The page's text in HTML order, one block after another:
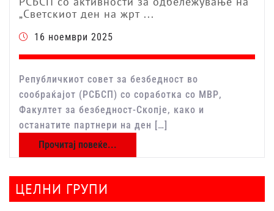
„Светскиот ден на жрт ...
16 ноември 2025
Републичкиот совет за безбедност во
сообраќајот (РСБСП) со соработка со МВР,
Факултет за безбедност-Скопје, како и
останатите партнери на ден […]
Прочитај повеќе...
ЦЕЛНИ ГРУПИ